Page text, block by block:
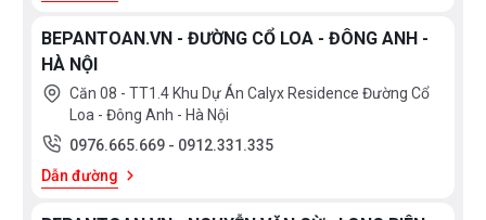
An toàn là số 1
Bếp từ BoschPUJ61RBB5E
năng để đảm bảo cho sự an toàn của Bạn và Gia đình:
Cảnh báo nhiệt dư hai cấp độ (H/h), Khóa trẻ em an
toàn tự động hoặc bằng tay ngăn ngừa sự vô tình bật
BEPANTOAN.VN - ĐƯỜNG CỔ LOA - ĐÔNG ANH -
HÀ NỘI
Căn 08 - TT1.4 Khu Dự Án Calyx Residence Đường Cổ
Loa - Đông Anh - Hà Nội
0976.665.669 - 0912.331.335
Dẫn đường